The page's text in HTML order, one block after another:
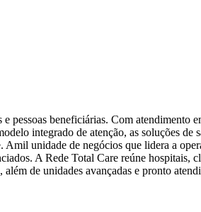
pessoas beneficiárias. Com atendimento
integrado de atenção, as soluções de
unidade de negócios que lidera a
A Rede Total Care reúne hospitais,
de unidades avançadas e pronto